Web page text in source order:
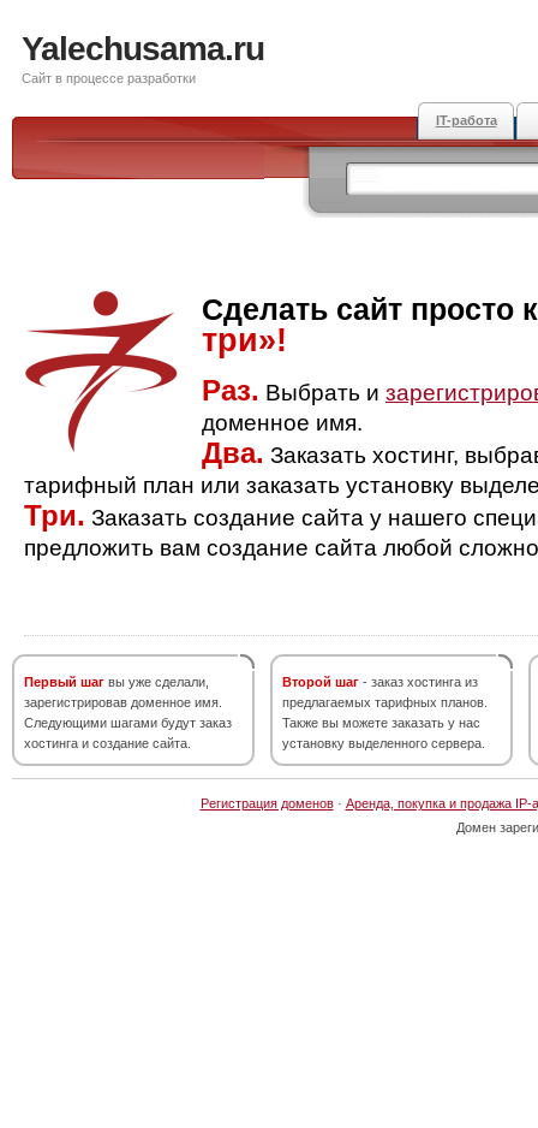
Yalechusama.ru
Сайт в процессе разработки
IT-работа
Сделать сайт просто
три»!
Раз. Выбрать и
доменное имя.
Два. Заказать хостинг,
тарифный план или заказать установку
Три. Заказать создание сайта у нашего
предложить вам создание сайта любой
Первый шаг вы уже сделали,
зарегистрировав доменное имя.
Следующими шагами будут заказ
хостинга и создание сайта.
Второй шаг - заказ хостинга из
предлагаемых тарифных планов.
Также вы можете заказать у нас
установку выделенного сервера.
Регистрация доменов· Аренда, покупка и продажа IP-
Домен